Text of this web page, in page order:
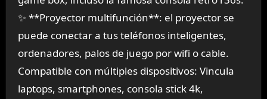
✨ **Proyector multifunción**: el proyector se
puede conectar a tus teléfonos inteligentes,
ordenadores, palos de juego por wifi o cable.
Compatible con múltiples dispositivos: Vincula
laptops, smartphones, consola stick 4k,